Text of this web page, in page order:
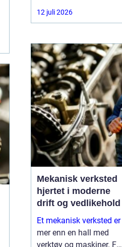
den på ett korrekt sätt,
och hur tar man tillvara
fortfarande fungerar? I
storstadsområdet kring
Stockholm har behovet
av
12 juli 2026
Mekanisk verksted
hjertet i moderne
drift og vedlikehold
Et mekanisk verksted er
mer enn en hall med
verktøy og maskiner. For